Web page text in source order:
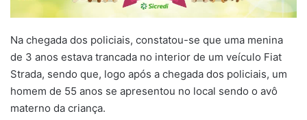
Na chegada dos policiais, constatou-se que uma menina
de 3 anos estava trancada no interior de um veículo Fiat
Strada, sendo que, logo após a chegada dos policiais, um
homem de 55 anos se apresentou no local sendo o avô
materno da criança.